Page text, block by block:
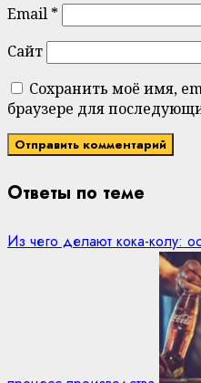
Email *
Сайт
Сохранить моё имя,
браузере для
Ответы по теме
Из чего делают кока-колу: